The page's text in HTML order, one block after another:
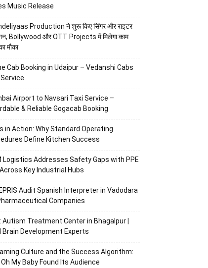
Music Release
Production ने शुरू किए सिंगर और राइटर
Bollywood और OTT Projects में मिलेगा काम
मौका
Cab Booking in Udaipur – Vedanshi Cabs
Airport to Navsari Taxi Service –
& Reliable Gogacab Booking
in Action: Why Standard Operating
Define Kitchen Success
Logistics Addresses Safety Gaps with PPE
Key Industrial Hubs
Audit Spanish Interpreter in Vadodara
Companies
Autism Treatment Center in Bhagalpur |
Brain Development Experts
Culture and the Success Algorithm:
Oh My Baby Found Its Audience